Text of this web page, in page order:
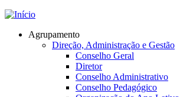
Jump to navigation
Agrupamento
Direção, Administração e Gestão
Conselho Geral
Diretor
Conselho Administrativo
Conselho Pedagógico